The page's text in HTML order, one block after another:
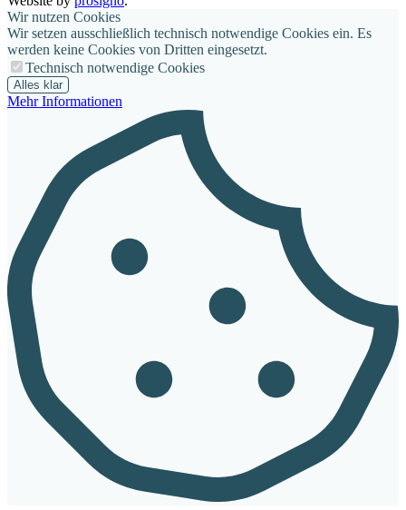
Wir nutzen Cookies
Wir setzen ausschließlich technisch notwendige Cookies ein. Es
werden keine Cookies von Dritten eingesetzt.
Technisch notwendige Cookies
Alles klar
Mehr Informationen